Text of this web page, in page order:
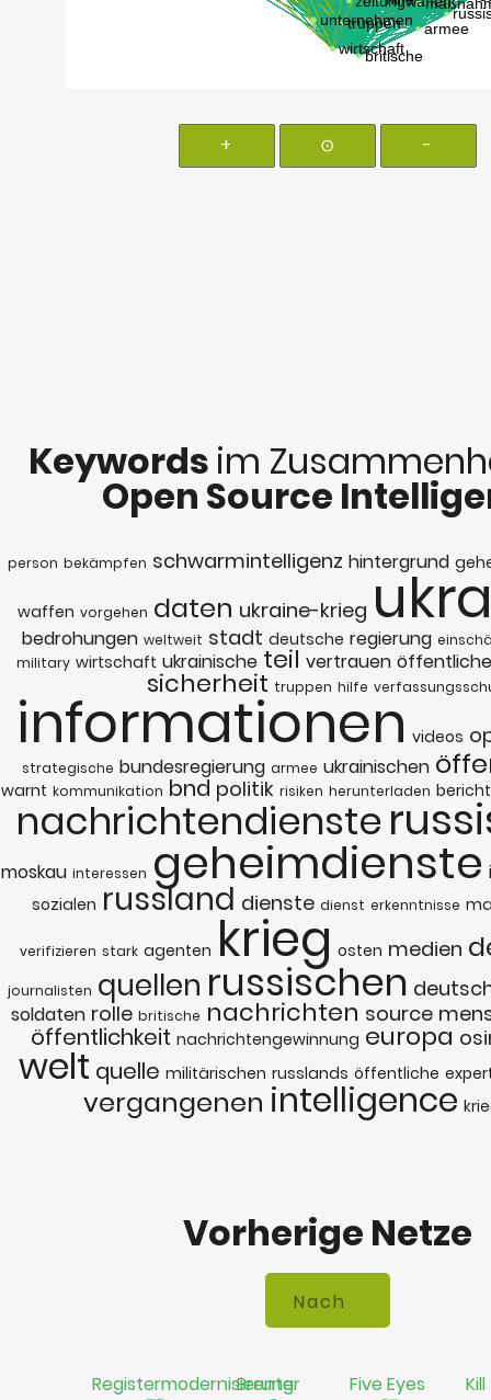
+ ⊙ -
Keywords im
Open Source
person bekämpfen schwarmintelligenz hintergrund
waffen vorgehen daten ukraine-krieg
bedrohungen weltweit stadt deutsche regierung
military wirtschaft ukrainische teil vertrauen
sicherheit truppen hilfe
informationen videos
strategische bundesregierung armee ukrainischen
warnt kommunikation bnd politik risiken herunterladen bericht
nachrichtendienste
moskau interessen geheimdienste
sozialen russland dienste dienst erkenntnisse
verifizieren stark agenten krieg osten medien
journalisten quellen russischen
soldaten rolle britische nachrichten source
öffentlichkeit nachrichtengewinnung europa
welt quelle militärischen russlands öffentliche
vergangenen intelligence
Vorherige Netze
Registermodernisierung
Brenter Five Eyes